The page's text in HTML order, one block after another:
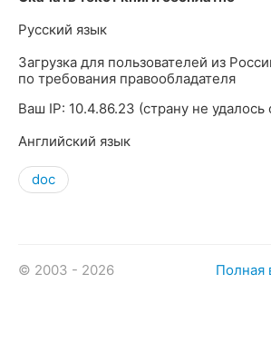
Русский язык
Загрузка для пользователей из
по требования правообладателя
Ваш IP: 10.4.86.23 (страну не удалось
Английский язык
doc
© 2003 - 2026 Полная